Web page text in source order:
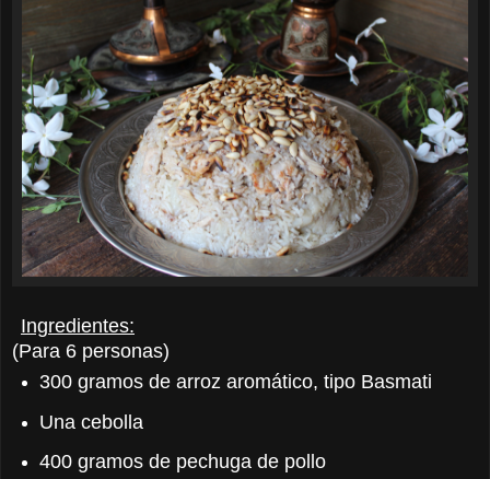
Ingredientes:
(Para 6 personas)
300 gramos de arroz aromático, tipo Basmati
Una cebolla
400 gramos de pechuga de pollo